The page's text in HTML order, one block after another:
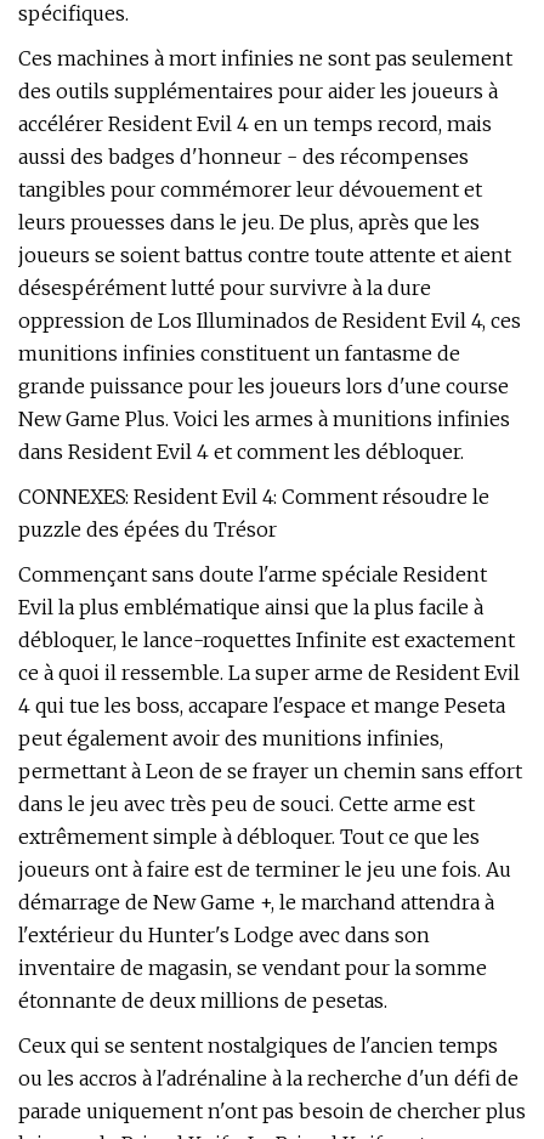
spécifiques.
Ces machines à mort infinies ne sont pas seulement
des outils supplémentaires pour aider les joueurs à
accélérer Resident Evil 4 en un temps record, mais
aussi des badges d'honneur - des récompenses
tangibles pour commémorer leur dévouement et
leurs prouesses dans le jeu. De plus, après que les
joueurs se soient battus contre toute attente et aient
désespérément lutté pour survivre à la dure
oppression de Los Illuminados de Resident Evil 4, ces
munitions infinies constituent un fantasme de
grande puissance pour les joueurs lors d'une course
New Game Plus. Voici les armes à munitions infinies
dans Resident Evil 4 et comment les débloquer.
CONNEXES: Resident Evil 4: Comment résoudre le
puzzle des épées du Trésor
Commençant sans doute l'arme spéciale Resident
Evil la plus emblématique ainsi que la plus facile à
débloquer, le lance-roquettes Infinite est exactement
ce à quoi il ressemble. La super arme de Resident Evil
4 qui tue les boss, accapare l'espace et mange Peseta
peut également avoir des munitions infinies,
permettant à Leon de se frayer un chemin sans effort
dans le jeu avec très peu de souci. Cette arme est
extrêmement simple à débloquer. Tout ce que les
joueurs ont à faire est de terminer le jeu une fois. Au
démarrage de New Game +, le marchand attendra à
l'extérieur du Hunter's Lodge avec dans son
inventaire de magasin, se vendant pour la somme
étonnante de deux millions de pesetas.
Ceux qui se sentent nostalgiques de l'ancien temps
ou les accros à l'adrénaline à la recherche d'un défi de
parade uniquement n'ont pas besoin de chercher plus